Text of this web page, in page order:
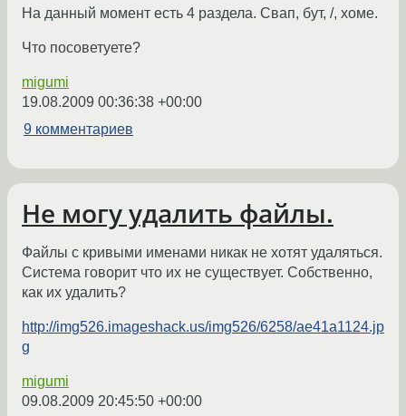
На данный момент есть 4 раздела. Свап, бут, /, хоме.
Что посоветуете?
migumi
19.08.2009 00:36:38 +00:00
9 комментариев
Не могу удалить файлы.
Файлы с кривыми именами никак не хотят удаляться.
Система говорит что их не существует. Собственно,
как их удалить?
http://img526.imageshack.us/img526/6258/ae41a1124.jp
g
migumi
09.08.2009 20:45:50 +00:00